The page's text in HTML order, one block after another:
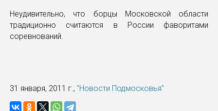
Неудивительно, что борцы Московской области
традиционно считаются в России фаворитами
соревнований.
31 января, 2011 г., "Новости Подмосковья"